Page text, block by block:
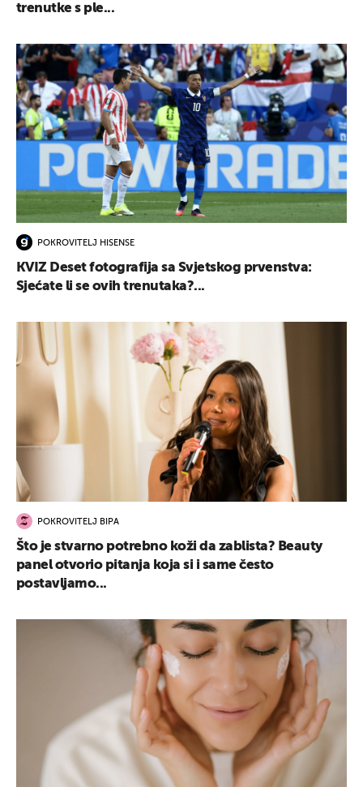
trenutke s ple...
POKROVITELJ HISENSE
KVIZ Deset fotografija sa Svjetskog prvenstva:
Sjećate li se ovih trenutaka?...
POKROVITELJ BIPA
Što je stvarno potrebno koži da zablista? Beauty
panel otvorio pitanja koja si i same često
postavljamo...